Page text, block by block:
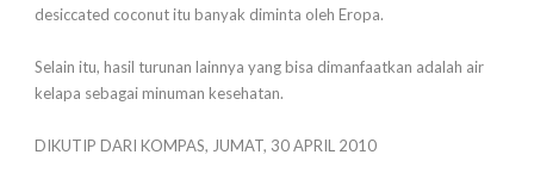
desiccated coconut itu banyak diminta oleh Eropa.
Selain itu, hasil turunan lainnya yang bisa dimanfaatkan adalah air
kelapa sebagai minuman kesehatan.
DIKUTIP DARI KOMPAS, JUMAT, 30 APRIL 2010